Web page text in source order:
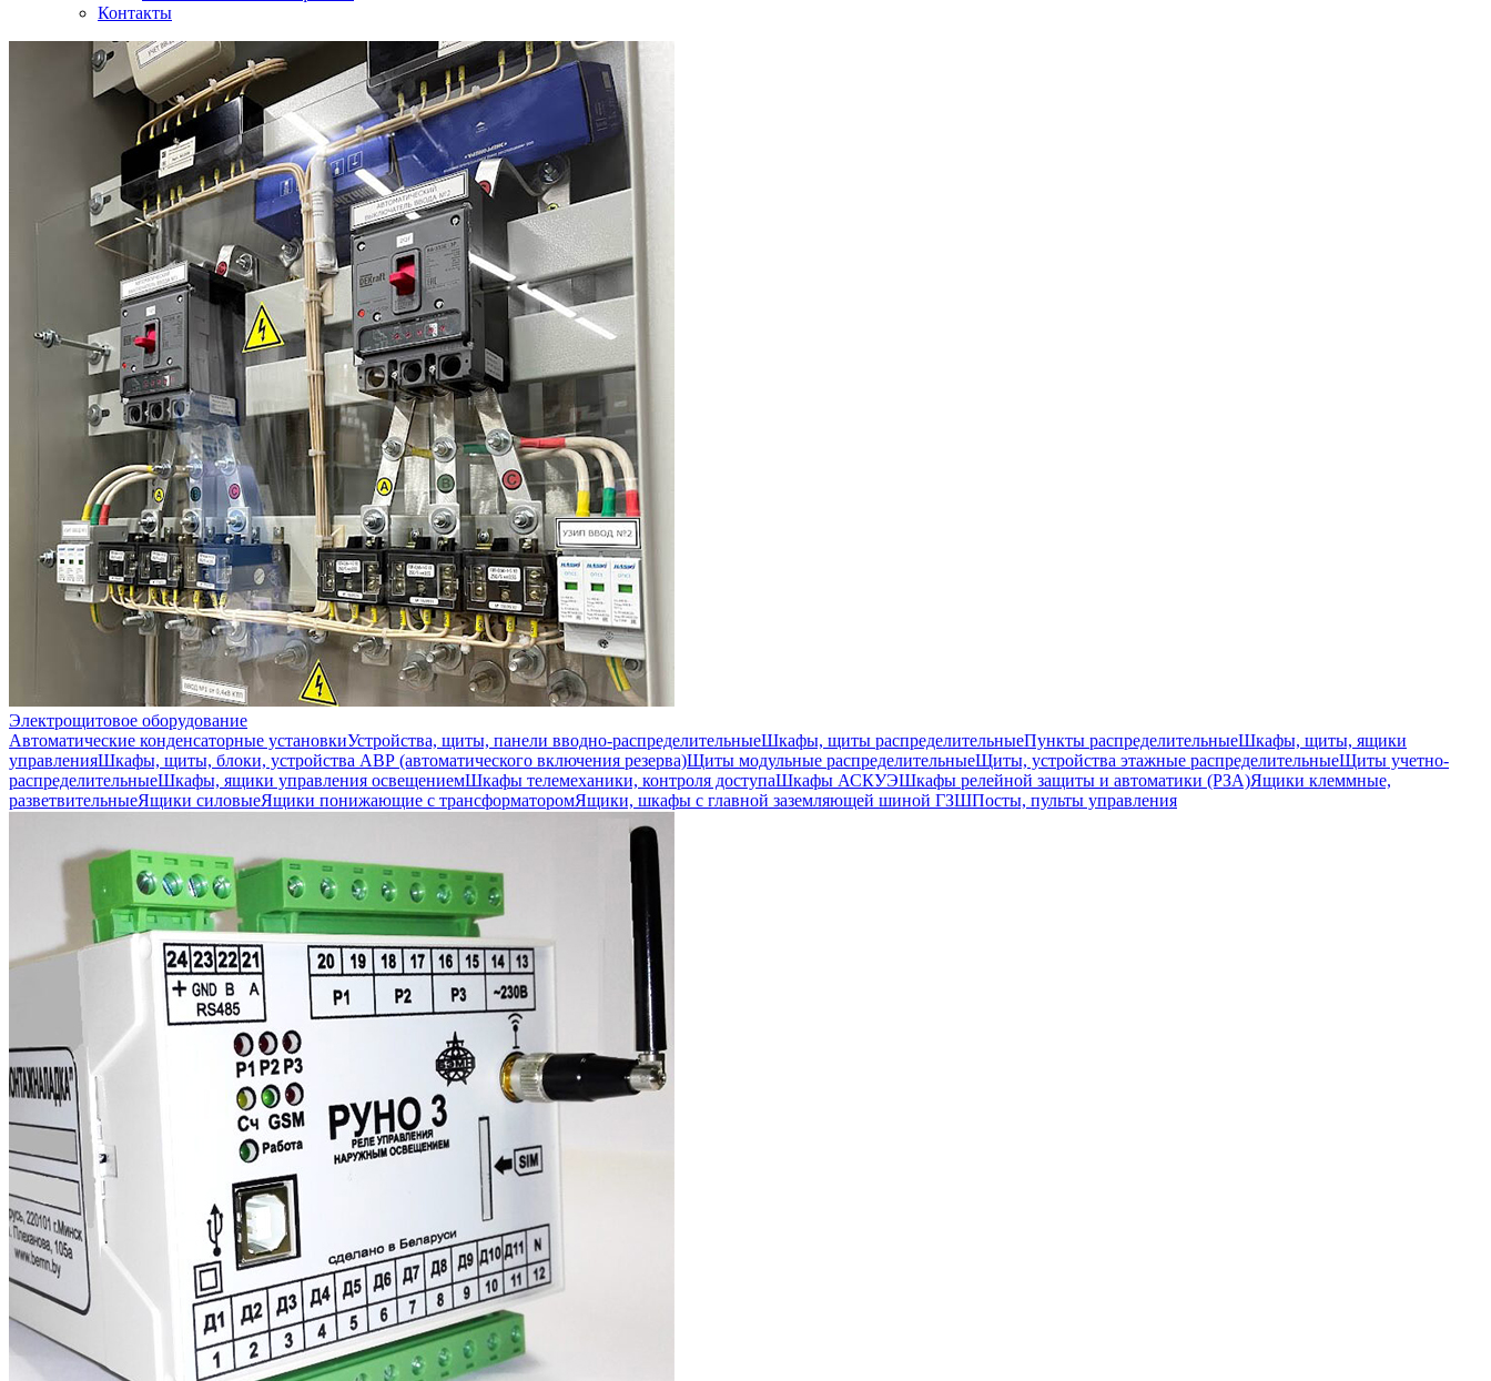
Контакты
Электрощитовое оборудование
Автоматические конденсаторные установкиУстройства, щиты, панели вводно-распределительныеШкафы, щиты распределительныеПункты распределительныеШкафы, щиты, ящики
управленияШкафы, щиты, блоки, устройства АВР (автоматического включения резерва)Щиты модульные распределительныеЩиты, устройства этажные распределительныеЩиты учетно-
распределительныеШкафы, ящики управления освещениемШкафы телемеханики, контроля доступаШкафы АСКУЭШкафы релейной защиты и автоматики (РЗА)Ящики клеммные,
разветвительныеЯщики силовыеЯщики понижающие с трансформаторомЯщики, шкафы с главной заземляющей шиной ГЗШПосты, пульты управления